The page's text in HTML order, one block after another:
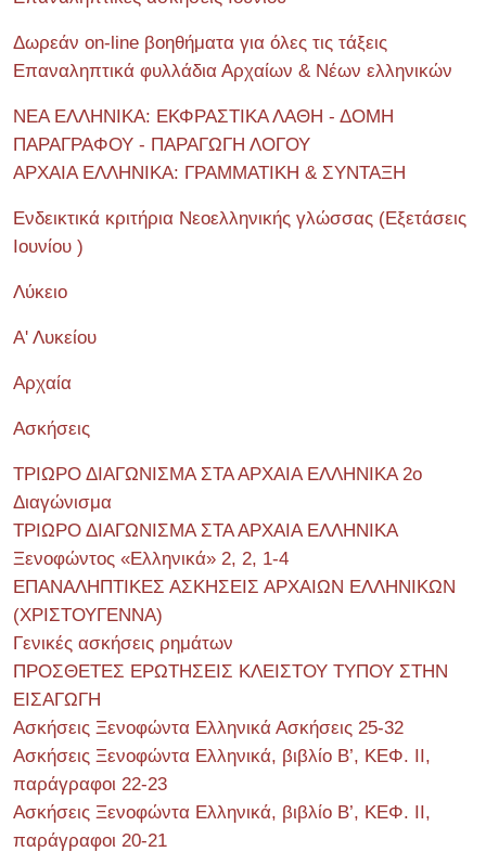
Δωρεάν on-line βοηθήματα για όλες τις τάξεις
Επαναληπτικά φυλλάδια Αρχαίων & Νέων ελληνικών
ΝΕΑ ΕΛΛΗΝΙΚΑ: ΕΚΦΡΑΣΤΙΚΑ ΛΑΘΗ - ΔΟΜΗ
ΠΑΡΑΓΡΑΦΟΥ - ΠΑΡΑΓΩΓΗ ΛΟΓΟΥ
ΑΡΧΑΙΑ ΕΛΛΗΝΙΚΑ: ΓΡΑΜΜΑΤΙΚΗ & ΣΥΝΤΑΞΗ
Ενδεικτικά κριτήρια Νεοελληνικής γλώσσας (Εξετάσεις
Ιουνίου )
Λύκειο
Α' Λυκείου
Αρχαία
Ασκήσεις
ΤΡΙΩΡΟ ΔΙΑΓΩΝΙΣΜΑ ΣΤΑ ΑΡΧΑΙΑ ΕΛΛΗΝΙΚΑ 2o
Διαγώνισμα
ΤΡΙΩΡΟ ΔΙΑΓΩΝΙΣΜΑ ΣΤΑ ΑΡΧΑΙΑ ΕΛΛΗΝΙΚΑ
Ξενοφώντος «Ελληνικά» 2, 2, 1-4
ΕΠΑΝΑΛΗΠΤΙΚΕΣ ΑΣΚΗΣΕΙΣ ΑΡΧΑΙΩΝ ΕΛΛΗΝΙΚΩΝ
(ΧΡΙΣΤΟΥΓΕΝΝΑ)
Γενικές ασκήσεις ρημάτων
ΠΡΟΣΘΕΤΕΣ ΕΡΩΤΗΣΕΙΣ ΚΛΕΙΣΤΟΥ ΤΥΠΟΥ ΣΤΗΝ
ΕΙΣΑΓΩΓΗ
Ασκήσεις Ξενοφώντα Ελληνικά Ασκήσεις 25-32
Ασκήσεις Ξενοφώντα Ελληνικά, βιβλίο Β’, ΚΕΦ. II,
παράγραφοι 22-23
Ασκήσεις Ξενοφώντα Ελληνικά, βιβλίο Β’, ΚΕΦ. II,
παράγραφοι 20-21